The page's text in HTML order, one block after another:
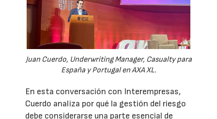
Juan Cuerdo, Underwriting Manager, Casualty para
España y Portugal en AXA XL.
En esta conversación con Interempresas,
Cuerdo analiza por qué la gestión del riesgo
debe considerarse una parte esencial de